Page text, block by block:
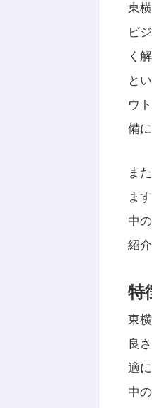
東
ビ
く
と
ウ
備
ま
ま
中
紹
特
東
良
適
中